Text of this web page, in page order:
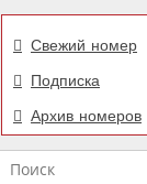
Свежий номер
Подписка
Архив номеров
Поиск